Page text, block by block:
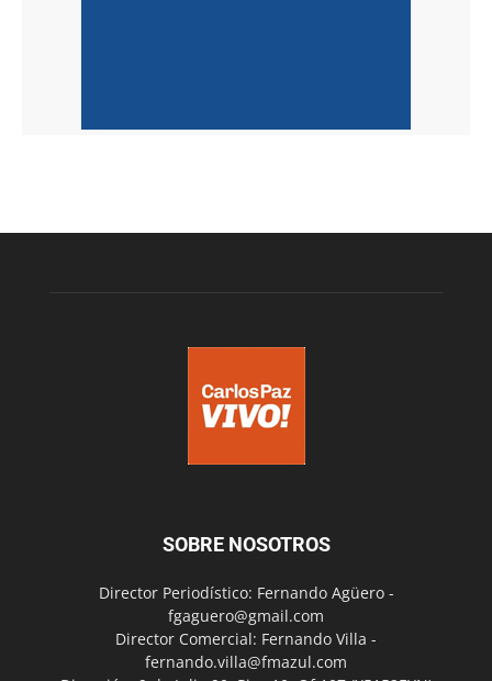
SOBRE NOSOTROS
Director Periodístico: Fernando Agüero -
fgaguero@gmail.com
Director Comercial: Fernando Villa -
fernando.villa@fmazul.com